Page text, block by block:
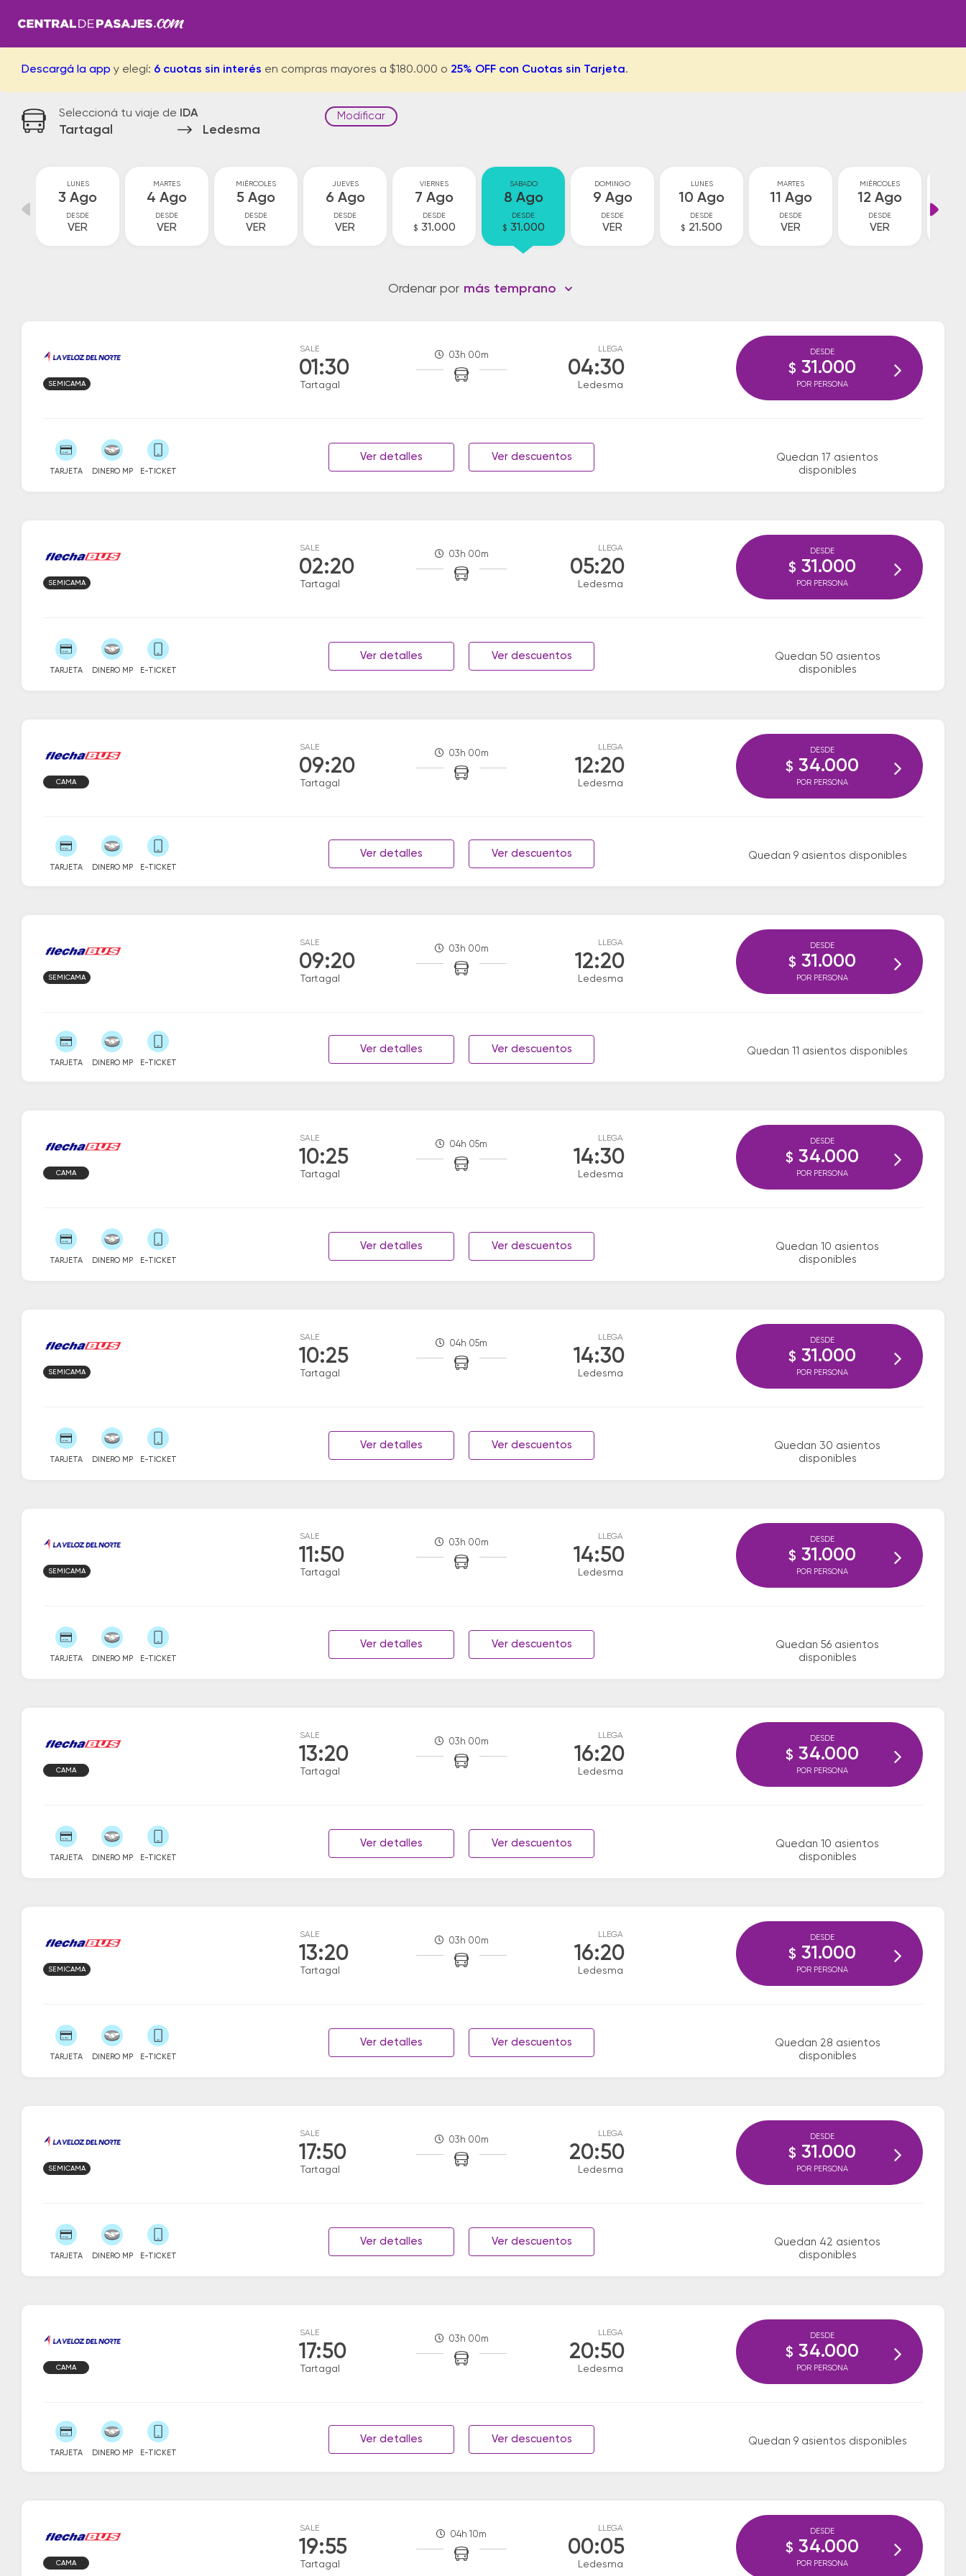
Descargá la app y elegí: 6 cuotas sin interés en compras mayores a $180.000 o 25% OFF con Cuotas sin Tarjeta.
Seleccioná tu viaje de IDA
Tartagal Ledesma
Modificar
LUNES
3 Ago
DESDE
VER
MARTES
4 Ago
DESDE
VER
MIÉRCOLES
5 Ago
DESDE
VER
JUEVES
6 Ago
DESDE
VER
VIERNES
7 Ago
DESDE
$ 31.000
SABADO
8 Ago
DESDE
$ 31.000
DOMINGO
9 Ago
DESDE
VER
LUNES
10 Ago
DESDE
$ 21.500
MARTES
11 Ago
DESDE
VER
MIÉRCOLES
12 Ago
DESDE
VER
Ordenar por más temprano
SALE
01:30
Tartagal
03h 00m
LLEGA
04:30
Ledesma
SEMICAMA
TARJETA DINERO MP E-TICKET
Ver detalles Ver descuentos
Quedan 17 asientos
disponibles
DESDE
$ 31.000
POR PERSONA
SALE
02:20
Tartagal
03h 00m
LLEGA
05:20
Ledesma
SEMICAMA
TARJETA DINERO MP E-TICKET
Ver detalles Ver descuentos
Quedan 50 asientos
disponibles
DESDE
$ 31.000
POR PERSONA
SALE
09:20
Tartagal
03h 00m
LLEGA
12:20
Ledesma
CAMA
TARJETA DINERO MP E-TICKET
Ver detalles Ver descuentos Quedan 9 asientos disponibles
DESDE
$ 34.000
POR PERSONA
SALE
09:20
Tartagal
03h 00m
LLEGA
12:20
Ledesma
SEMICAMA
TARJETA DINERO MP E-TICKET
Ver detalles Ver descuentos Quedan 11 asientos disponibles
DESDE
$ 31.000
POR PERSONA
SALE
10:25
Tartagal
04h 05m
LLEGA
14:30
Ledesma
CAMA
TARJETA DINERO MP E-TICKET
Ver detalles Ver descuentos
Quedan 10 asientos
disponibles
DESDE
$ 34.000
POR PERSONA
SALE
10:25
Tartagal
04h 05m
LLEGA
14:30
Ledesma
SEMICAMA
TARJETA DINERO MP E-TICKET
Ver detalles Ver descuentos
Quedan 30 asientos
disponibles
DESDE
$ 31.000
POR PERSONA
SALE
11:50
Tartagal
03h 00m
LLEGA
14:50
Ledesma
SEMICAMA
TARJETA DINERO MP E-TICKET
Ver detalles Ver descuentos
Quedan 56 asientos
disponibles
DESDE
$ 31.000
POR PERSONA
SALE
13:20
Tartagal
03h 00m
LLEGA
16:20
Ledesma
CAMA
TARJETA DINERO MP E-TICKET
Ver detalles Ver descuentos
Quedan 10 asientos
disponibles
DESDE
$ 34.000
POR PERSONA
SALE
13:20
Tartagal
03h 00m
LLEGA
16:20
Ledesma
SEMICAMA
TARJETA DINERO MP E-TICKET
Ver detalles Ver descuentos
Quedan 28 asientos
disponibles
DESDE
$ 31.000
POR PERSONA
SALE
17:50
Tartagal
03h 00m
LLEGA
20:50
Ledesma
SEMICAMA
TARJETA DINERO MP E-TICKET
Ver detalles Ver descuentos
Quedan 42 asientos
disponibles
DESDE
$ 31.000
POR PERSONA
SALE
17:50
Tartagal
03h 00m
LLEGA
20:50
Ledesma
CAMA
TARJETA DINERO MP E-TICKET
Ver detalles Ver descuentos Quedan 9 asientos disponibles
DESDE
$ 34.000
POR PERSONA
SALE
19:55
Tartagal
04h 10m
LLEGA
00:05
Ledesma
CAMA
DESDE
$ 34.000
POR PERSONA